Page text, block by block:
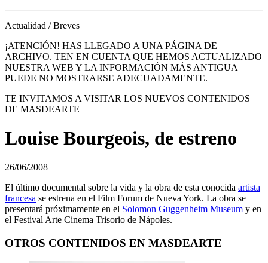
Actualidad / Breves
¡ATENCIÓN! HAS LLEGADO A UNA PÁGINA DE
ARCHIVO. TEN EN CUENTA QUE HEMOS ACTUALIZADO
NUESTRA WEB Y LA INFORMACIÓN MÁS ANTIGUA
PUEDE NO MOSTRARSE ADECUADAMENTE.
TE INVITAMOS A VISITAR LOS NUEVOS CONTENIDOS
DE MASDEARTE
Louise Bourgeois, de estreno
26/06/2008
El último documental sobre la vida y la obra de esta conocida artista
francesa se estrena en el Film Forum de Nueva York. La obra se
presentará próximamente en el Solomon Guggenheim Museum y en
el Festival Arte Cinema Trisorio de Nápoles.
OTROS CONTENIDOS EN MASDEARTE